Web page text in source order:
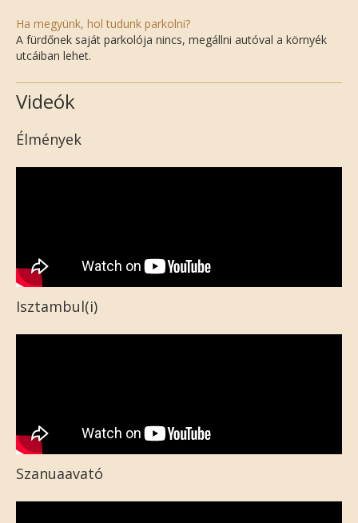
Ha megyünk, hol tudunk parkolni?
A fürdőnek saját parkolója nincs, megállni autóval a környék
utcáiban lehet.
Videók
Élmények
Isztambul(i)
Szanuaavató